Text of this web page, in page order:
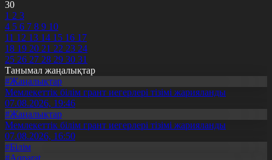
30
1 2 3
4 5 6 7 8 9 10
11 12 13 14 15 16 17
18 19 20 21 22 23 24
25 26 27 28 29 30 31
Танымал жаңалықтар
#Жаңалықтар
Мемлекеттік білім грант иегерлері тізімі жарияланды
07.08.2026, 19:46
#Жаңалықтар
Мемлекеттік білім грант иегерлері тізімі жарияланды
07.08.2026, 16:50
#Білім
#Aqparat